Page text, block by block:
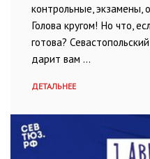
контрольные,
Голова кругом! Но что,
готова?
дарит вам …
ДЕТАЛЬНЕЕ